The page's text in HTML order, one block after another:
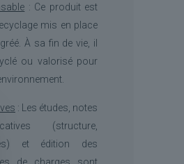
: Ce produit est
mis en place
À sa fin de vie, il
ou valorisé pour
: Les études, notes
(structure,
et édition des
de charges sont